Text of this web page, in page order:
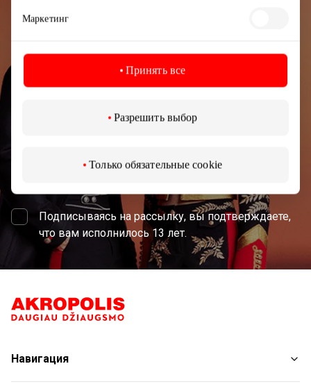
Маркетинг
Принять все
Разрешить выбор
Только обязательные cookie
мероприятиях и самой свежей информации от
торгового центра AKROPOLIS.
Подписываясь на рассылку, вы подтверждаете,
что вам исполнилось 13 лет.
Навигация
Магазины